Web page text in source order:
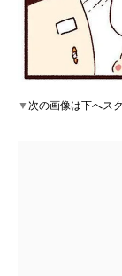
▼次の画像は下へス